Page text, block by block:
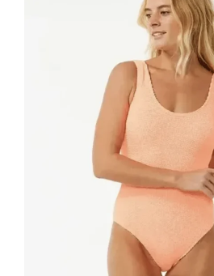
récent
au
plus
ancien